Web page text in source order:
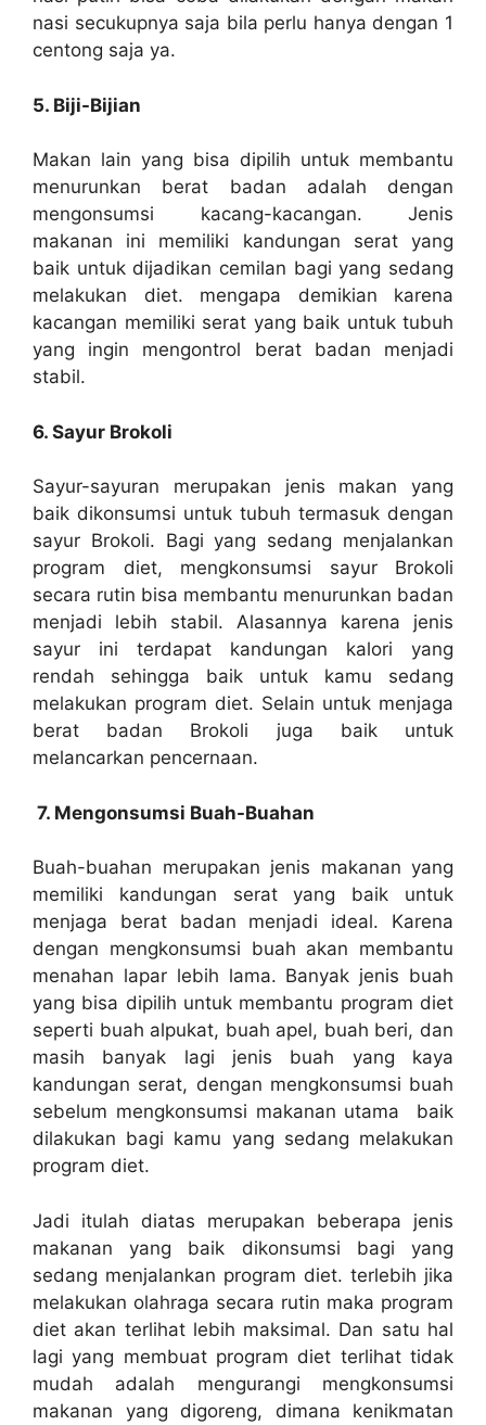
nasi secukupnya saja bila perlu hanya dengan 1
centong saja ya.
5. Biji-Bijian
Makan lain yang bisa dipilih untuk membantu
menurunkan berat badan adalah dengan
mengonsumsi kacang-kacangan. Jenis
makanan ini memiliki kandungan serat yang
baik untuk dijadikan cemilan bagi yang sedang
melakukan diet. mengapa demikian karena
kacangan memiliki serat yang baik untuk tubuh
yang ingin mengontrol berat badan menjadi
stabil.
6. Sayur Brokoli
Sayur-sayuran merupakan jenis makan yang
baik dikonsumsi untuk tubuh termasuk dengan
sayur Brokoli. Bagi yang sedang menjalankan
program diet, mengkonsumsi sayur Brokoli
secara rutin bisa membantu menurunkan badan
menjadi lebih stabil. Alasannya karena jenis
sayur ini terdapat kandungan kalori yang
rendah sehingga baik untuk kamu sedang
melakukan program diet. Selain untuk menjaga
berat badan Brokoli juga baik untuk
melancarkan pencernaan.
7. Mengonsumsi Buah-Buahan
Buah-buahan merupakan jenis makanan yang
memiliki kandungan serat yang baik untuk
menjaga berat badan menjadi ideal. Karena
dengan mengkonsumsi buah akan membantu
menahan lapar lebih lama. Banyak jenis buah
yang bisa dipilih untuk membantu program diet
seperti buah alpukat, buah apel, buah beri, dan
masih banyak lagi jenis buah yang kaya
kandungan serat, dengan mengkonsumsi buah
sebelum mengkonsumsi makanan utama baik
dilakukan bagi kamu yang sedang melakukan
program diet.
Jadi itulah diatas merupakan beberapa jenis
makanan yang baik dikonsumsi bagi yang
sedang menjalankan program diet. terlebih jika
melakukan olahraga secara rutin maka program
diet akan terlihat lebih maksimal. Dan satu hal
lagi yang membuat program diet terlihat tidak
mudah adalah mengurangi mengkonsumsi
makanan yang digoreng, dimana kenikmatan